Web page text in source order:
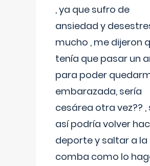
, ya que sufro de
ansiedad y
mucho , me dijeron
tenía que pasar un
para poder
embarazada, sería
cesárea otra vez?? ,
así podría volver
deporte y saltar a la
comba como lo